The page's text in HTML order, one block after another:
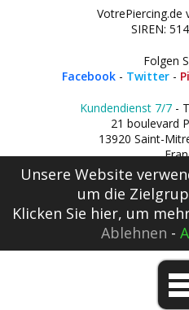
VotrePiercing.de
SIREN:
Folgen
Facebook - Twitter -
Kundendienst 7/7-
21 boulevard
13920 Saint-
Unsere Website
um die
Klicken Sie hier, um
Ablehnen -